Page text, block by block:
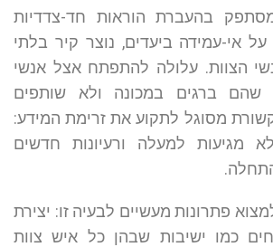
בהעברת הוראות חד-צדדיות
אי-עמידה ביעדים, נוצר קיר בלתי
הצוות. עלולה להתפתח אצל אנשי
שהם ברגים במכונה ולא שותפים
מסוגל לתקוע את זרימת המידע:
מגיעות למעלה ורעיונות חדשים
למצוא פתרונות מעשיים לבעיה זו: יצירת
כמו ישיבות שבהן כל איש צוות